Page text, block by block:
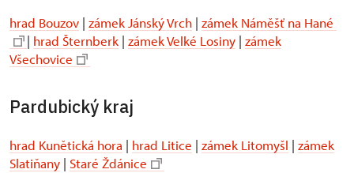
hrad Bouzov | zámek Jánský Vrch | zámek Náměšť na Hané
| hrad Šternberk | zámek Velké Losiny | zámek
Všechovice
Pardubický kraj
hrad Kunětická hora | hrad Litice | zámek Litomyšl | zámek
Slatiňany | Staré Ždánice